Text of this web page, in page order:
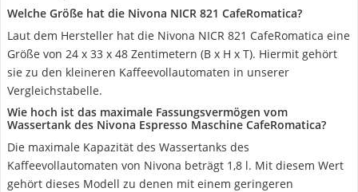
Welche Größe hat die Nivona NICR 821 CafeRomatica?
Laut dem Hersteller hat die Nivona NICR 821 CafeRomatica eine
Größe von 24 x 33 x 48 Zentimetern (B x H x T). Hiermit gehört
sie zu den kleineren Kaffeevollautomaten in unserer
Vergleichstabelle.
Wie hoch ist das maximale Fassungsvermögen vom
Wassertank des Nivona Espresso Maschine CafeRomatica?
Die maximale Kapazität des Wassertanks des
Kaffeevollautomaten von Nivona beträgt 1,8 l. Mit diesem Wert
gehört dieses Modell zu denen mit einem geringeren